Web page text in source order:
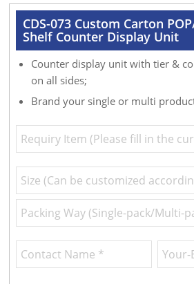
CDS-073 Custom Carton
Shelf Counter Display Unit
Counter display unit with tier &
on all sides;
Brand your single or multi